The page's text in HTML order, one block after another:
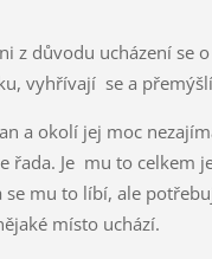
z důvodu ucházení se
vyhřívají se a
a okolí jej moc
řada. Je mu to celkem
se mu to líbí, ale
místo uchází.